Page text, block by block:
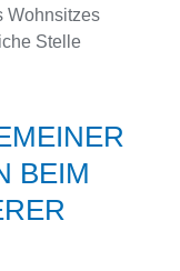
Wohnsitzes
Stelle
BEIM